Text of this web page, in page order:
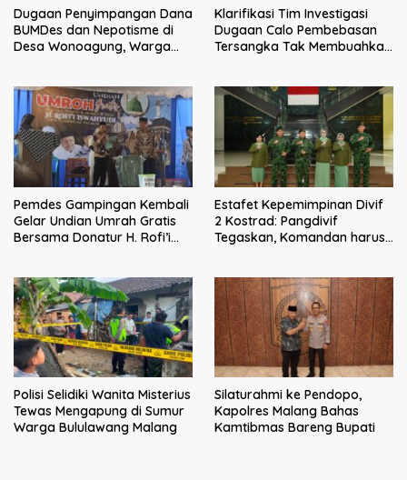
Dugaan Penyimpangan Dana
BUMDes dan Nepotisme di
Desa Wonoagung, Warga
Klarifikasi Tim Investigasi
Dugaan Calo Pembebasan
Tersangka Tak Membuahkan
Pemdes Gampingan Kembali
Gelar Undian Umrah Gratis
Bersama Donatur H. Rofi’i
Estafet Kepemimpinan Divif
2 Kostrad: Pangdivif
Tegaskan, Komandan harus
Polisi Selidiki Wanita Misterius
Tewas Mengapung di Sumur
Warga Bululawang Malang
Silaturahmi ke Pendopo,
Kapolres Malang Bahas
Kamtibmas Bareng Bupati